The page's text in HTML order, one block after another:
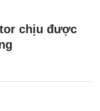
chịu được